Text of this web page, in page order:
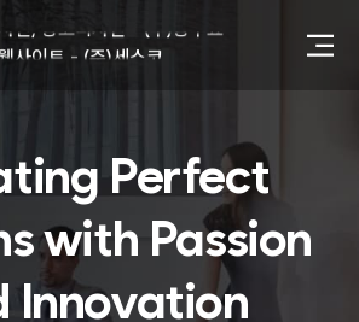
웹사이트 - (주)세스코
동영상, 카탈로그 - 피자마루
사이트 - 백조씽크
사진, 광고디자인 - 중외제약
패키지, 디자인 - 고려은단
동영상 - (주)듀오백
영상 - ㈜고피자
Perfect
with Passion
Innovation